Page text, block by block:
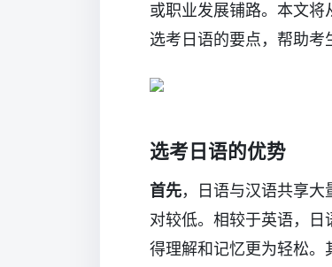
或职业发展铺路。本文
选考日语的要点，帮助考
选考日语的优势
首先，日语与汉语共享
对较低。相较于英语，
得理解和记忆更为轻松。